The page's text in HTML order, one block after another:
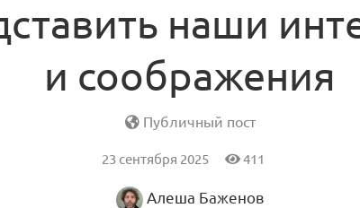
наши
и соображения
Публичный пост
23 сентября 2025 411
Алеша Баженов